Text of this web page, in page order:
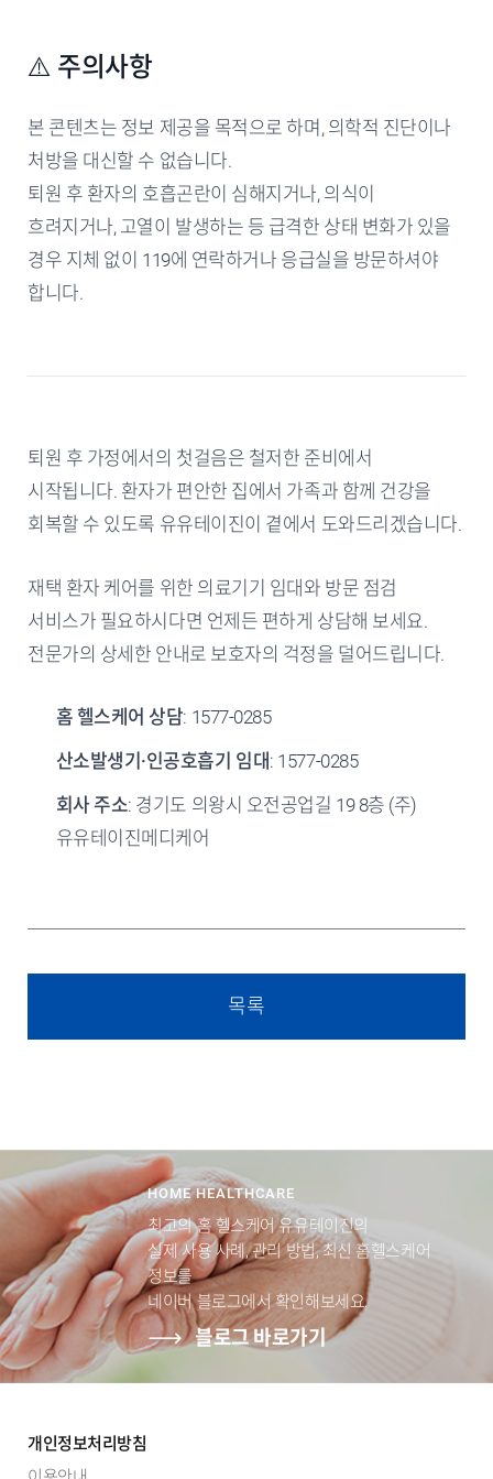
⚠️ 주의사항
본 콘텐츠는 정보 제공을 목적으로 하며, 의학적 진단이나
처방을 대신할 수 없습니다.
퇴원 후 환자의 호흡곤란이 심해지거나, 의식이
흐려지거나, 고열이 발생하는 등 급격한 상태 변화가 있을
경우 지체 없이 119에 연락하거나 응급실을 방문하셔야
합니다.
퇴원 후 가정에서의 첫걸음은 철저한 준비에서
시작됩니다. 환자가 편안한 집에서 가족과 함께 건강을
회복할 수 있도록 유유테이진이 곁에서 도와드리겠습니다.
재택 환자 케어를 위한 의료기기 임대와 방문 점검
서비스가 필요하시다면 언제든 편하게 상담해 보세요.
전문가의 상세한 안내로 보호자의 걱정을 덜어드립니다.
홈 헬스케어 상담: 1577-0285
산소발생기·인공호흡기 임대: 1577-0285
회사 주소: 경기도 의왕시 오전공업길 19 8층 (주)
유유테이진메디케어
목록
HOME HEALTHCARE
최고의 홈 헬스케어 유유테이진의
실제 사용 사례, 관리 방법, 최신 홈헬스케어
정보를
네이버 블로그에서 확인해보세요.
블로그 바로가기
개인정보처리방침